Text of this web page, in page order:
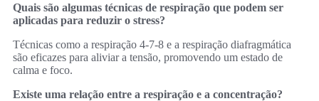
Quais são algumas técnicas de respiração que podem ser
aplicadas para reduzir o stress?
Técnicas como a respiração 4-7-8 e a respiração diafragmática
são eficazes para aliviar a tensão, promovendo um estado de
calma e foco.
Existe uma relação entre a respiração e a concentração?